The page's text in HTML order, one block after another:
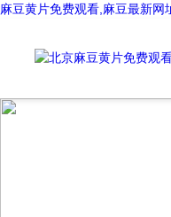
麻豆黄片免费观看,麻豆最新网